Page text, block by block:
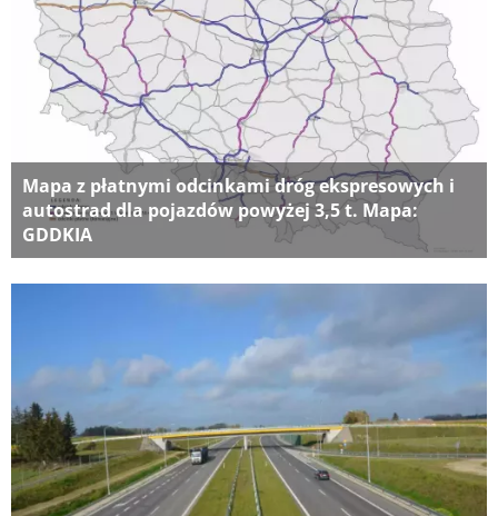
Mapa z płatnymi odcinkami dróg ekspresowych i
autostrad dla pojazdów powyżej 3,5 t. Mapa:
GDDKIA